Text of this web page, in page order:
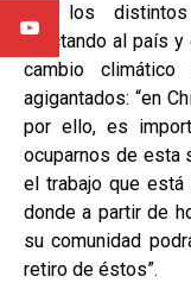
por los
afectando al país y
cambio
agigantados: “en
por ello, es
ocuparnos de esta
el trabajo que está
donde a partir de
su comunidad
retiro de éstos”.